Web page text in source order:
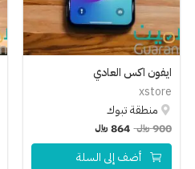
ايفون اكس العادي
xstore
منطقة تبوك
900﷼ 864﷼
أضف إلى السلة